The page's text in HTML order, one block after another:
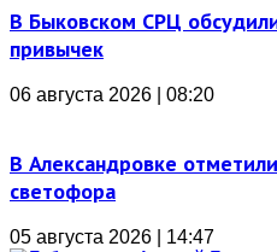
В Быковском СРЦ
привычек
06 августа 2026 | 08:20
В Александровке
светофора
05 августа 2026 | 14:47